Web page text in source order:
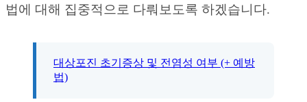
법에 대해 집중적으로 다뤄보도록 하겠습니다.
대상포진 초기증상 및 전염성 여부 (+ 예방
법)